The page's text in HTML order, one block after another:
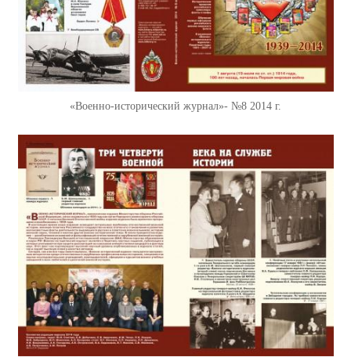
«Военно-исторический журнал»- №8 2014 г.